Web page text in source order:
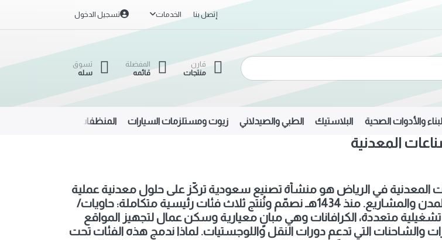
إتصل بنا الخدمات تسجيل الدخول
قارن
منتجات
المفضلة
قائمه
تسوق
سله
والأدوات الصحية البلاستيك الطبي والصيدلاني زيوت ومستلزمات السيارات المنظفات
المعدنية
المعدنية في الرياض هو منشأة تصنيع سعودية تركّز على حلول معدنية عملية
تخدم التشغيل اليومي للمدن والمشاريع. منذ 1434هـ نصمّم ونُنتج ثلاث فئات رئيسية متكاملة: حاويات/
متعددة، الكرافانات وهي مبانٍ معيارية وسكن عمال لتجهيز المواقع
والشاحنات التي تدعم دورات النقل واللوجستيات. لماذا ندمج هذه الفئات تحت